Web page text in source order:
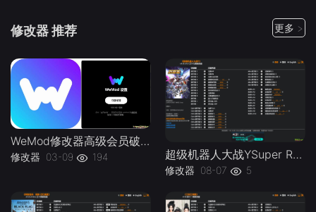
修改器 推荐 更多 >
WeMod修改器高级会员破解版.综合类修改器软件解锁版-
修改器 03-09 194 超级机器人大战YSuper Robot Wars Y v1.0-v1.2 Plus 37 Trainer-单机修改器下载-仅支持迅雷（部分修改器仅支持本站游戏本体
修改器 08-07 5